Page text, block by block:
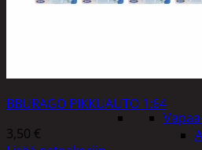
BBURAGO PIKKUAUTO 1:64
3,50 €